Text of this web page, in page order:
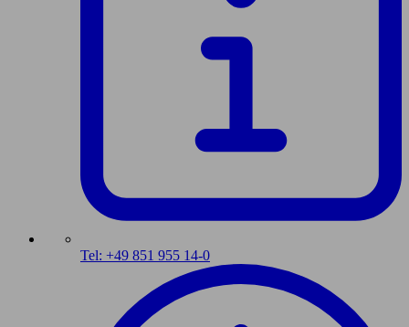
Tel: +49 851 955 14-0